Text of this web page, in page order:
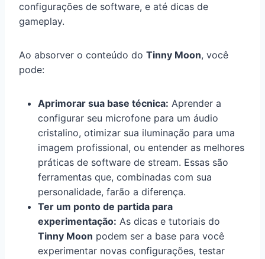
configurações de software, e até dicas de
gameplay.
Ao absorver o conteúdo do Tinny Moon, você
pode:
Aprimorar sua base técnica: Aprender a
configurar seu microfone para um áudio
cristalino, otimizar sua iluminação para uma
imagem profissional, ou entender as melhores
práticas de software de stream. Essas são
ferramentas que, combinadas com sua
personalidade, farão a diferença.
Ter um ponto de partida para
experimentação: As dicas e tutoriais do
Tinny Moon podem ser a base para você
experimentar novas configurações, testar